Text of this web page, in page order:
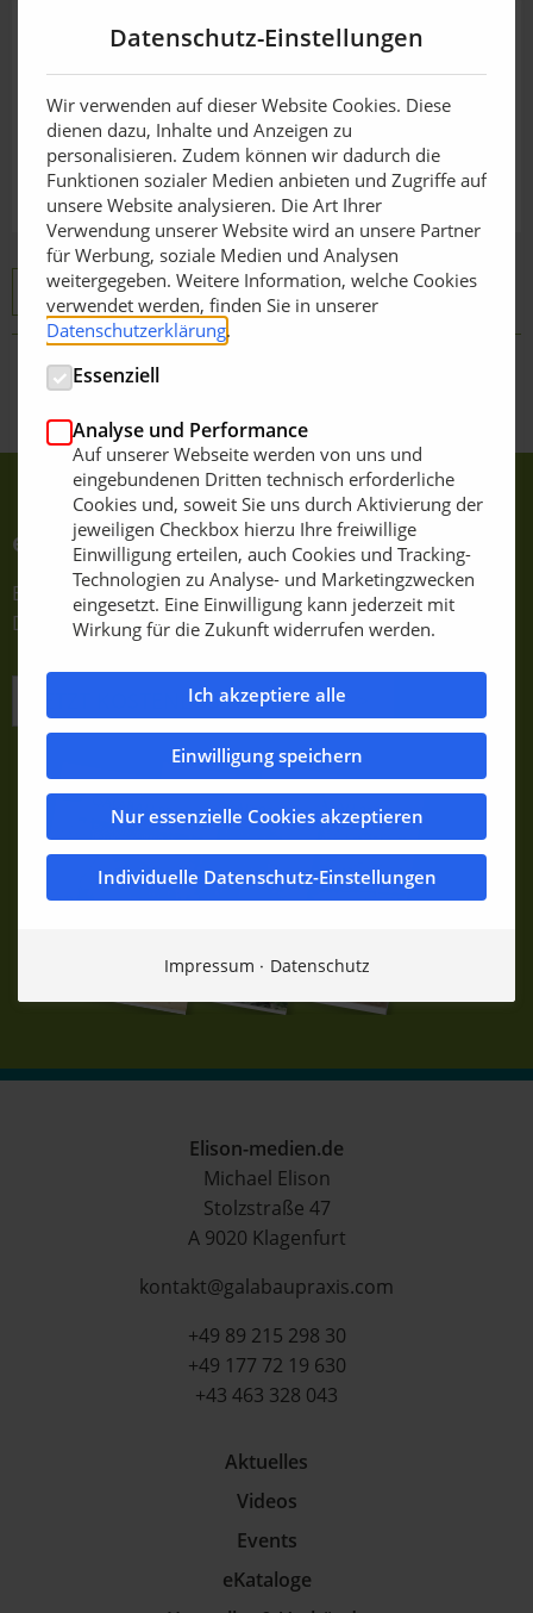
TORO SGR-13
Zurück zur Übersicht
e-Journale abonnieren
Einfach E-Mail-Adresse eintragen und bestätigen.
Dauerhaft kostenfrei!
JETZT KOSTENLOS ANMELDEN
Elison-medien.de
Michael Elison
Stolzstraße 47
A 9020 Klagenfurt
kontakt@galabaupraxis.com
+49 89 215 298 30
+49 177 72 19 630
+43 463 328 043
Aktuelles
Videos
Events
eKataloge
Datenschutz-Einstellungen
Wir verwenden auf dieser Website Cookies. Diese
dienen dazu, Inhalte und Anzeigen zu
personalisieren. Zudem können wir dadurch die
Funktionen sozialer Medien anbieten und Zugriffe auf
unsere Website analysieren. Die Art Ihrer
Verwendung unserer Website wird an unsere Partner
für Werbung, soziale Medien und Analysen
weitergegeben. Weitere Information, welche Cookies
verwendet werden, finden Sie in unserer
Datenschutzerklärung.
Essenziell
Analyse und Performance
Auf unserer Webseite werden von uns und
eingebundenen Dritten technisch erforderliche
Cookies und, soweit Sie uns durch Aktivierung der
jeweiligen Checkbox hierzu Ihre freiwillige
Einwilligung erteilen, auch Cookies und Tracking-
Technologien zu Analyse- und Marketingzwecken
eingesetzt. Eine Einwilligung kann jederzeit mit
Wirkung für die Zukunft widerrufen werden.
Ich akzeptiere alle
Einwilligung speichern
Nur essenzielle Cookies akzeptieren
Individuelle Datenschutz-Einstellungen
Impressum Datenschutz